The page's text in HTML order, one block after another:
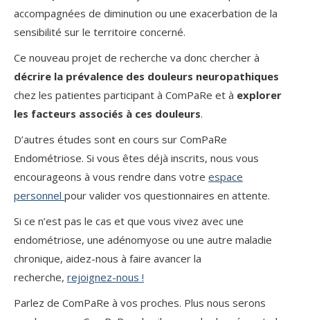
accompagnées de diminution ou une exacerbation de la
sensibilité sur le territoire concerné.
Ce nouveau projet de recherche va donc chercher à
décrire la prévalence des douleurs neuropathiques
chez les patientes participant à ComPaRe et à explorer
les facteurs associés à ces douleurs.
D’autres études sont en cours sur ComPaRe
Endométriose. Si vous êtes déjà inscrits, nous vous
encourageons à vous rendre dans votre espace
personnel pour valider vos questionnaires en attente.
Si ce n’est pas le cas et que vous vivez avec une
endométriose, une adénomyose ou une autre maladie
chronique, aidez-nous à faire avancer la
recherche, rejoignez-nous !
Parlez de ComPaRe à vos proches. Plus nous serons